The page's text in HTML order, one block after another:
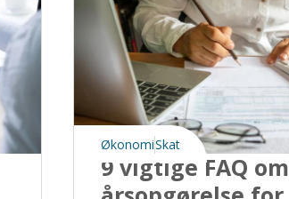
ØkonomiSkat
9 vigtige FAQ om